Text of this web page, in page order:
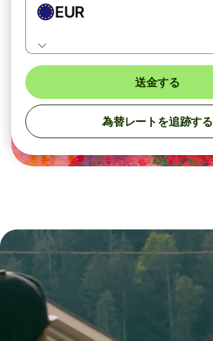
EUR
送金する
為替レートを追跡する